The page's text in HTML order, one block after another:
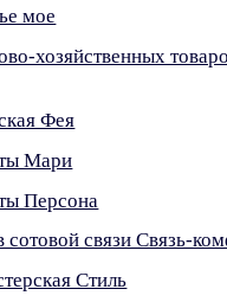
мое
хозяйственных
Фея
Мари
Персона
сотовой связи Связь-
Стиль